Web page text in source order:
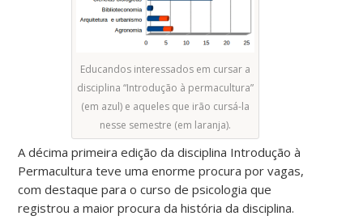
Educandos interessados em cursar a
disciplina “Introdução à permacultura”
(em azul) e aqueles que irão cursá-la
nesse semestre (em laranja).
A décima primeira edição da disciplina Introdução à
Permacultura teve uma enorme procura por vagas,
com destaque para o curso de psicologia que
registrou a maior procura da história da disciplina.